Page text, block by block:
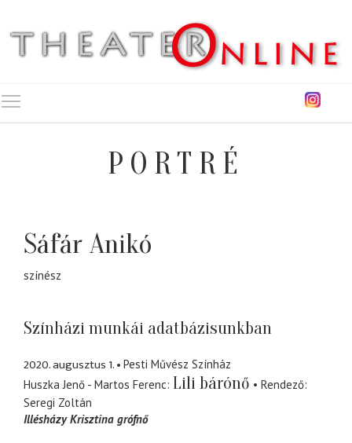
PORTRÉ
Sáfár Anikó
színész
Színházi munkái adatbázisunkban
2020. augusztus 1.
Pesti Művész Színház
Huszka Jenő - Martos Ferenc Lili bárónő
Rendező
Seregi Zoltán
Illésházy Krisztina grófnő